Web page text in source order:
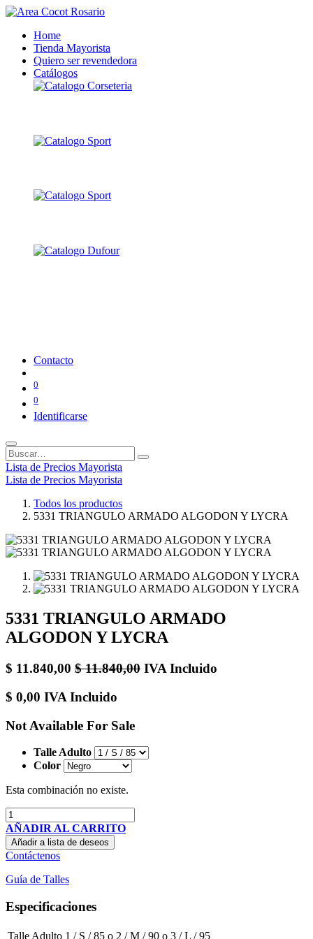
Home
Tienda Mayorista
Quiero ser revendedora
Catálogos
Contacto
0
0
Identificarse
Lista de Precios Mayorista
Lista de Precios Mayorista
Todos los productos
5331 TRIANGULO ARMADO ALGODON Y LYCRA
5331 TRIANGULO ARMADO
ALGODON Y LYCRA
$ 11.840,00 $11.840,00 IVA Incluido
$ 0,00 IVA Incluido
Not Available For Sale
Talle Adulto
Color
Esta combinación no existe.
AÑADIR AL CARRITO
Añadir a lista de deseos
Contáctenos
Guía de Talles
Especificaciones
Talle Adulto 1 / S / 85 o 2 / M / 90 o 3 / L / 95